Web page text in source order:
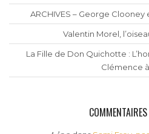
ARCHIVES – George
Valentin Morel,
La Fille de Don Quichotte :
Clémence